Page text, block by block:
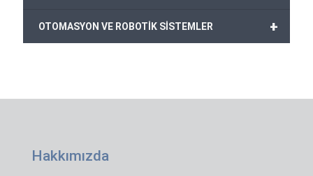
+
OTOMASYON VE ROBOTİK SİSTEMLER
Hakkımızda